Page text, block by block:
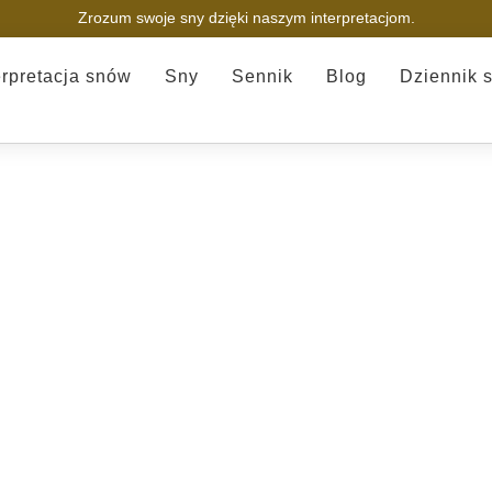
Zrozum swoje sny dzięki naszym interpretacjom.
snów Sny Sennik Blog Dziennik